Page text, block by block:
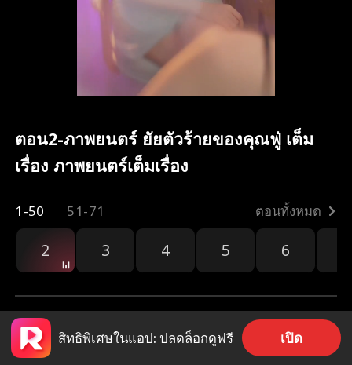
ตอน2-ภาพยนตร์ ยัยตัวร้ายของคุณฟู่ เต็ม
เรื่อง ภาพยนตร์เต็มเรื่อง
1-50 51-71 ตอนทั้งหมด
2 3 4 5 6
แชร์
สิทธิพิเศษในแอป: ปลดล็อกดูฟรี เปิด